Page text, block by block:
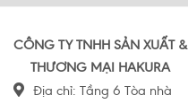
CÔNG TY TNHH SẢN XUẤT &
THƯƠNG MẠI HAKURA
Địa chỉ: Tầng 6 Tòa nhà